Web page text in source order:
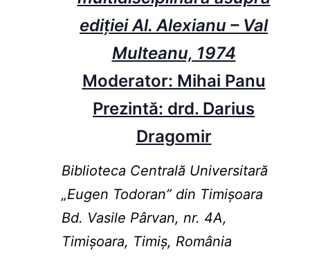
ediției Al. Alexianu – Val
Multeanu, 1974
Moderator: Mihai Panu
Prezintă: drd. Darius
Dragomir
Biblioteca Centrală Universitară
„Eugen Todoran” din Timişoara
Bd. Vasile Pârvan, nr. 4A,
Timișoara, Timiș, România